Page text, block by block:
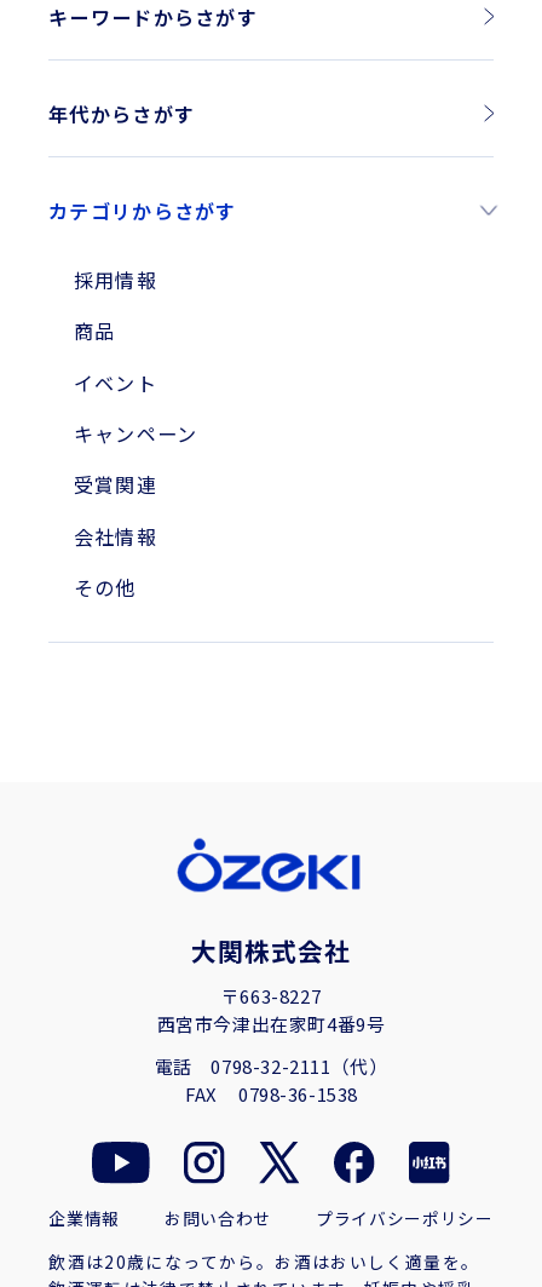
キーワードからさがす
年代からさがす
2025年
2024年
2023年
2010年
2004年
カテゴリからさがす
採用情報
商品
イベント
キャンペーン
受賞関連
会社情報
その他
大関株式会社
〒663-8227
西宮市今津出在家町4番9号
電話0798-32-2111（代）
FAX 0798-36-1538
飲酒は20歳になってから。お酒はおいしく適量を。
企業情報 お問い合わせ プライバシーポリシー